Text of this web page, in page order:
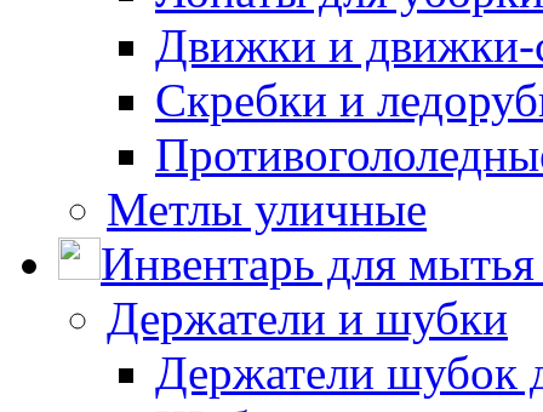
Движки и движки-
Скребки и
Метлы уличные
Инвентарь для мытья
Держатели и шубки
Держатели шубок